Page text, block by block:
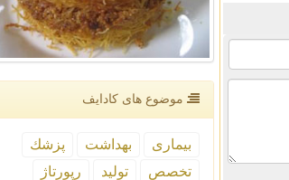
موضوع های كادایف
بیماری بهداشت
پزشك
تخصص
تولید
رپورتاژ